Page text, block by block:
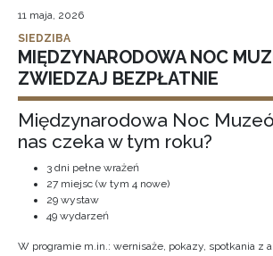
11 maja, 2026
SIEDZIBA
MIĘDZYNARODOWA NOC
ZWIEDZAJ BEZPŁATNIE
Międzynarodowa Noc
nas czeka w tym roku?
3 dni pełne wrażeń
27 miejsc (w tym 4 nowe)
29 wystaw
49 wydarzeń
W programie m.in.: wernisaże, pokazy, spotkania z